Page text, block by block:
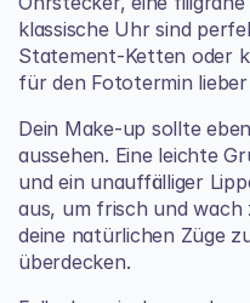
klassische Uhr sind
Statement-Ketten oder
für den Fototermin
Dein Make-up sollte
aussehen. Eine leichte
und ein unauffälliger
aus, um frisch und wach
deine natürlichen Züge
überdecken.